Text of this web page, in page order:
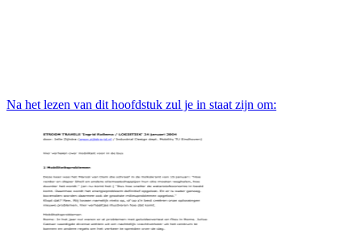
Na het lezen van dit hoofdstuk zul je in staat zijn om: